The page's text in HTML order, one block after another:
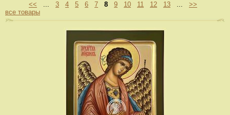
<< ... 3 4 5 6 7 8 9 10 11 12 13 ... >>
все товары